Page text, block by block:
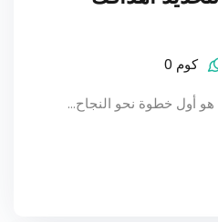
كوم 0
أول خطوة نحو النجاح…